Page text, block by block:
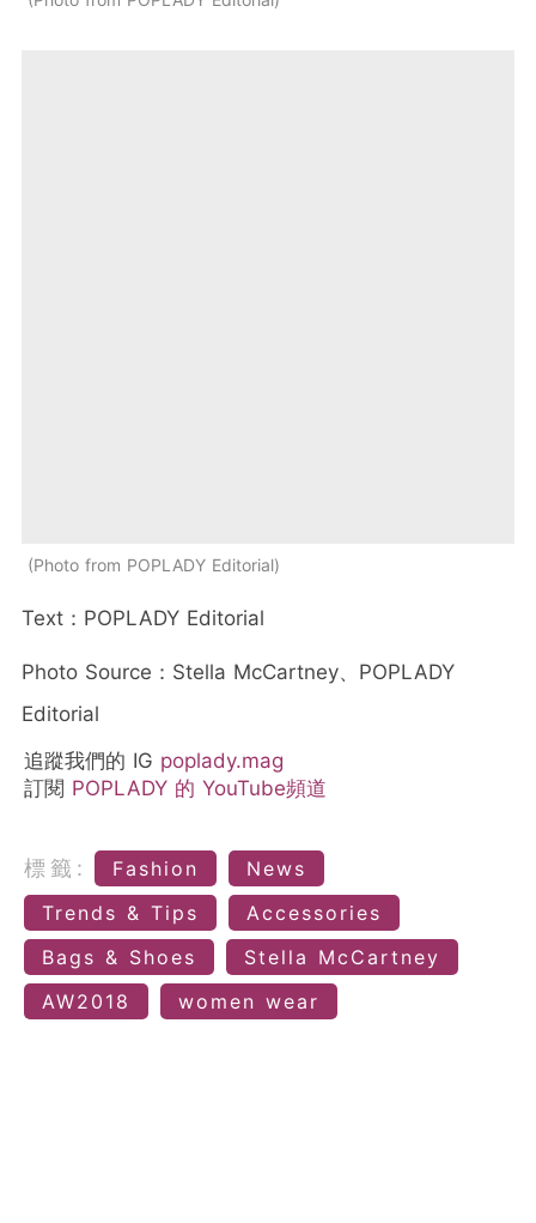
Photo from POPLADY Editorial
Text：POPLADY Editorial
Photo Source：Stella McCartney、POPLADY
Editorial
追蹤我們的 IG poplady.mag
訂閱 POPLADY 的 YouTube頻道
標籤: Fashion
News
Trends & Tips
Accessories
Bags & Shoes
Stella McCartney
AW2018
women wear